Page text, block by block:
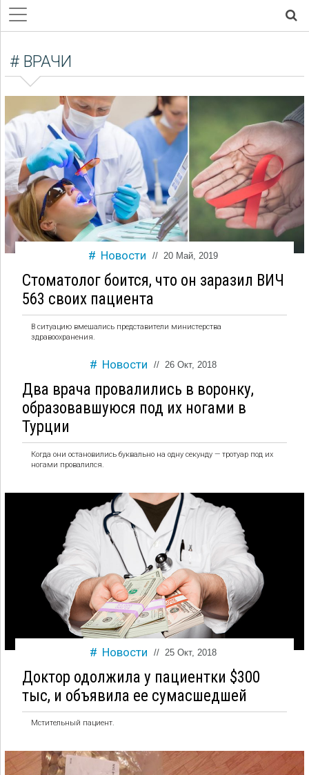
# ВРАЧИ
Новости // 20 Май, 2019
Стоматолог боится, что он заразил ВИЧ
563 своих пациента
В ситуацию вмешались представители министерства
здравоохранения.
Новости // 26 Окт, 2018
Два врача провалились в воронку,
образовавшуюся под их ногами в
Турции
Когда они остановились буквально на одну секунду — тротуар под их
ногами провалился.
Новости // 25 Окт, 2018
Доктор одолжила у пациентки $300
тыс, и объявила ее сумасшедшей
Мстительный пациент.